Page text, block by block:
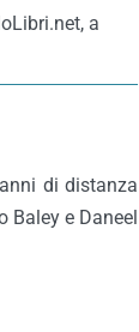
a
di distanza
Baley e Daneel